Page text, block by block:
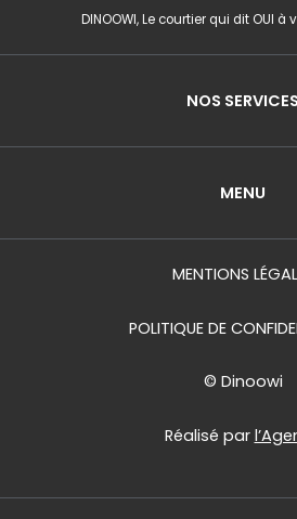
o
g
m
DINOOWI, Le courtier qui dit OUI à
NOS SERVICES
MENU
MENTIONS
POLITIQUE DE
© Dinoowi
Réalisé par